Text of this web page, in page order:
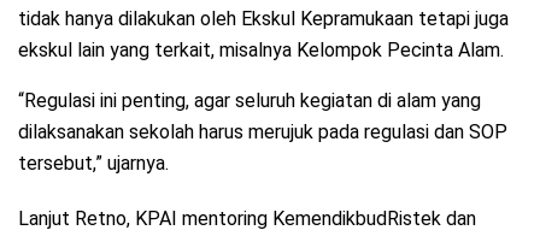
tidak hanya dilakukan oleh Ekskul Kepramukaan tetapi juga
ekskul lain yang terkait, misalnya Kelompok Pecinta Alam.
“Regulasi ini penting, agar seluruh kegiatan di alam yang
dilaksanakan sekolah harus merujuk pada regulasi dan SOP
tersebut,” ujarnya.
Lanjut Retno, KPAI mentoring KemendikbudRistek dan